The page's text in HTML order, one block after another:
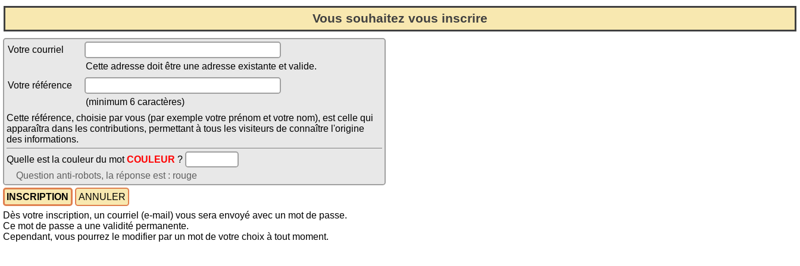
Vous souhaitez vous inscrire
Votre courriel
Cette adresse doit être une adresse existante et valide.
Votre référence
(minimum 6 caractères)
Cette référence, choisie par vous (par exemple votre prénom et votre nom), est celle qui
apparaîtra dans les contributions, permettant à tous les visiteurs de connaître l'origine
des informations.
Quelle est la couleur du motCOULEUR ?
Question anti-robots, la réponse est : rouge
Dès votre inscription, un courriel (e-mail) vous sera envoyé avec un mot de passe.
Ce mot de passe a une validité permanente.
Cependant, vous pourrez le modifier par un mot de votre choix à tout moment.